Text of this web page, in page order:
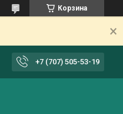
Корзина
+7 (707) 505-53-19